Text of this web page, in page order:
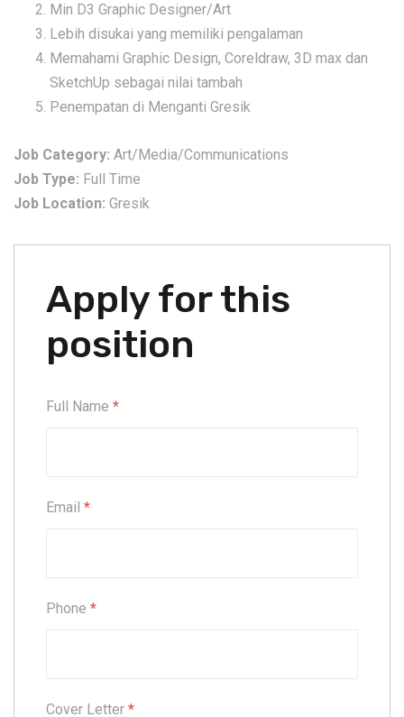
Min D3 Graphic Designer/Art
Lebih disukai yang memiliki pengalaman
Memahami Graphic Design, Coreldraw, 3D max dan
SketchUp sebagai nilai tambah
Penempatan di Menganti Gresik
Job Category: Art/Media/Communications
Job Type: Full Time
Job Location: Gresik
Apply for this
position
Full Name *
Email *
Phone *
Cover Letter *